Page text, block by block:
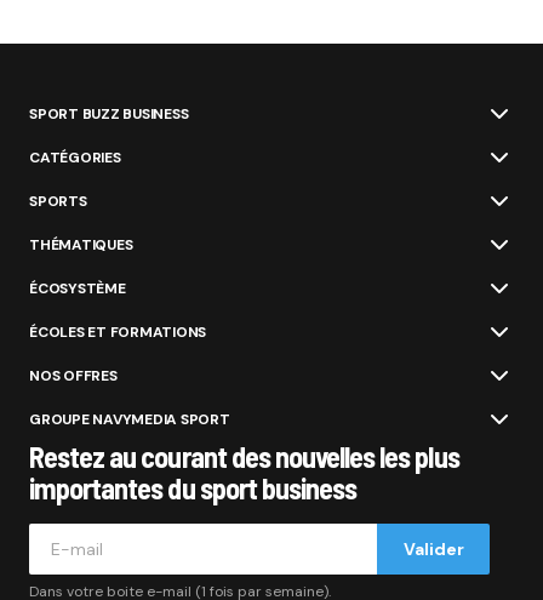
SPORT BUZZ BUSINESS
CATÉGORIES
SPORTS
THÉMATIQUES
ÉCOSYSTÈME
ÉCOLES ET FORMATIONS
NOS OFFRES
GROUPE NAVYMEDIA SPORT
Restez au courant des nouvelles les plus
importantes du sport business
Valider
Dans votre boite e-mail (1 fois par semaine).